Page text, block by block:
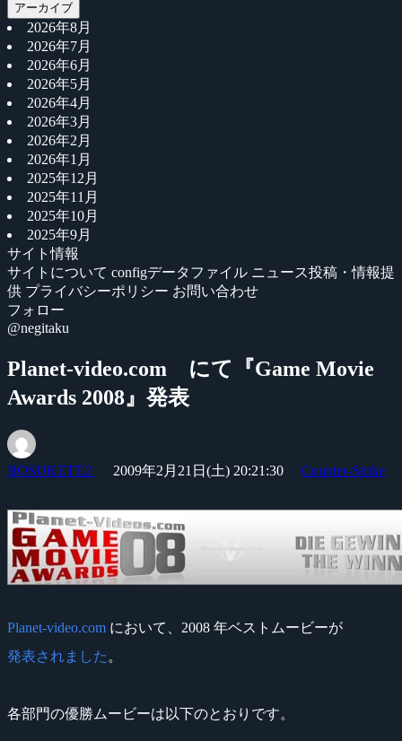
アーカイブ
2026年8月
2026年7月
2026年6月
2026年5月
2026年4月
2026年3月
2026年2月
2026年1月
2025年12月
2025年11月
2025年10月
2025年9月
サイト情報
サイトについて configデータファイル ニュース投稿・情報提
供 プライバシーポリシー お問い合わせ
フォロー
@negitaku
Planet-video.com にて『Game Movie
Awards 2008』発表
BOSUKETE2 2009年2月21日(土) 20:21:30 Counter-Strike
Planet-video.com において、2008 年ベストムービーが
発表されました 。
各部門の優勝ムービーは以下のとおりです。